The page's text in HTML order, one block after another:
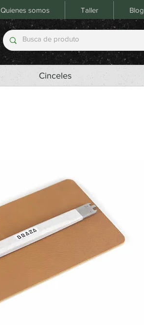
Quienes somos Taller Blog
Cinceles